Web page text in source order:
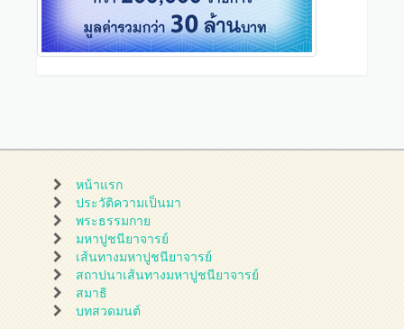
หน้าแรก
ประวัติความเป็นมา
พระธรรมกาย
มหาปูชนียาจารย์
เส้นทางมหาปูชนียาจารย์
สถาปนาเส้นทางมหาปูชนียาจารย์
สมาธิ
บทสวดมนต์